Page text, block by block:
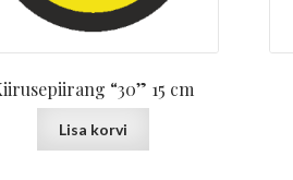
“30” 15 cm
Lisa korvi